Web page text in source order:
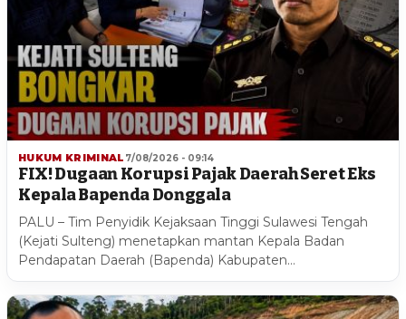
HUKUM KRIMINAL 7/08/2026 - 09:14
FIX! Dugaan Korupsi Pajak Daerah Seret Eks
Kepala Bapenda Donggala
PALU – Tim Penyidik Kejaksaan Tinggi Sulawesi Tengah
(Kejati Sulteng) menetapkan mantan Kepala Badan
Pendapatan Daerah (Bapenda) Kabupaten…